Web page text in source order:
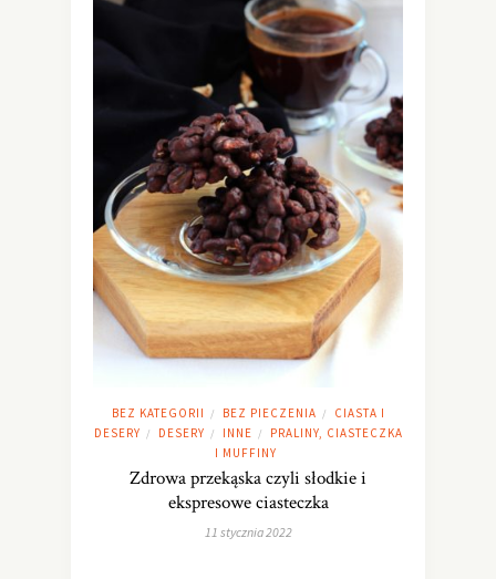
BEZ KATEGORII / BEZ PIECZENIA /
CIASTA I
DESERY / DESERY / INNE /
PRALINY, CIASTECZKA
I MUFFINY
Zdrowa przekąska czyli słodkie i
ekspresowe ciasteczka
11 stycznia 2022